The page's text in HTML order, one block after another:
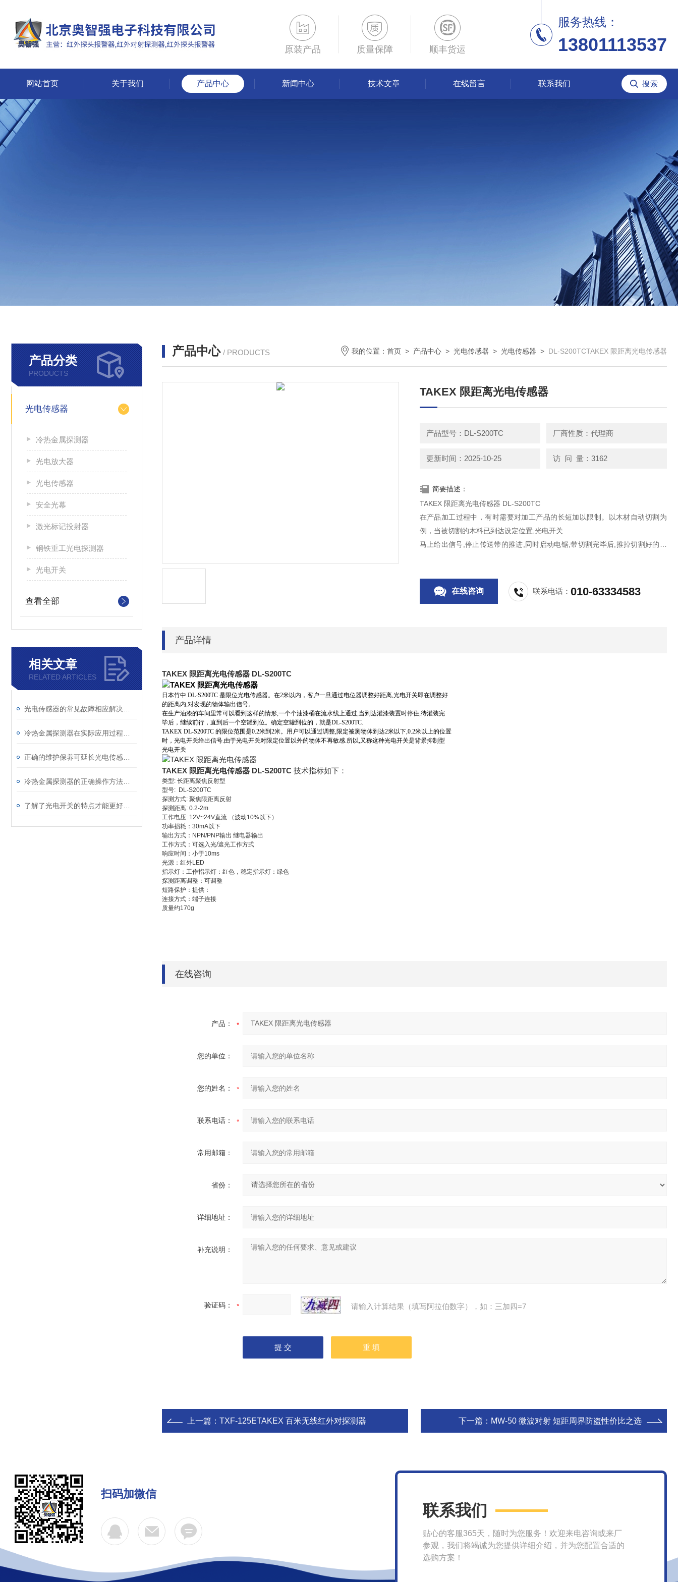
原装产品 质量保障 顺丰货运
服务热线：
13801113537
网站首页 关于我们 产品中心 新闻中心 技术文章 在线留言 联系我们
产品分类
PRODUCTS
光电传感器
冷热金属探测器
光电放大器
光电传感器
安全光幕
激光标记投射器
钢铁重工光电探测器
光电开关
查看全部
相关文章
RELATED ARTICLES
产品中心 / PRODUCTS 我的位置： 首页 > 产品中心 > 光电传感器 > 光电传感器 > DL-S200TCTAKEX 限距离光电传感器
TAKEX 限距离光电传感器
产品型号：DL-S200TC 厂商性质：代理商
更新时间：2025-10-25 访 问 量：3162
简要描述：
TAKEX 限距离光电传感器 DL-S200TC
在产品加工过程中，有时需要对加工产品的长短加以限制。以木材自动切割为
例，当被切割的木料已到达设定位置,光电开关
马上给出信号,停止传送带的推进,同时启动电锯,带切割完毕后,推掉切割好的木
在线咨询 联系电话：010-63334583
产品详情
TAKEX 限距离光电传感器 DL-S200TC
日本竹中 DL-S200TC 是限位光电传感器。在2米以内，客户一旦通过电位器调整好距离,光电开关即在调整好
的距离内,对发现的物体输出信号。
在生产油漆的车间里常可以看到这样的情形,一个个油漆桶在流水线上通过,当到达灌漆装置时停住,待灌装完
毕后，继续前行，直到后一个空罐到位。确定空罐到位的，就是DL-S200TC.
TAKEX DL-S200TC 的限位范围是0.2米到2米。用户可以通过调整,限定被测物体到达2米以下,0.2米以上的位置
时，光电开关给出信号.由于光电开关对限定位置以外的物体不再敏感.所以,又称这种光电开关是背景抑制型
光电开关
TAKEX 限距离光电传感器 DL-S200TC 技术指标如下：
类型: 长距离聚焦反射型
型号: DL-S200TC
探测方式: 聚焦限距离反射
探测距离: 0.2-2m
工作电压: 12V~24V直流 （波动10%以下）
功率损耗：30mA以下
输出方式：NPN/PNP输出 继电器输出
工作方式：可选入光/遮光工作方式
响应时间：小于10ms
光源：红外LED
指示灯：工作指示灯：红色，稳定指示灯：绿色
探测距离调整：可调整
短路保护：提供：
连接方式：端子连接
质量约170g
在线咨询
产品：
您的单位：
您的姓名：
联系电话：
常用邮箱：
省份：
详细地址：
补充说明：
验证码： 请输入计算结果（填写阿拉伯数字），如：三加四=7
上一篇： TXF-125ETAKEX 百米无线红外对探测器 下一篇： MW-50 微波对射 短距周界防盗性价比之选
扫码加微信
联系我们
贴心的客服365天，随时为您服务！欢迎来电咨询或来厂
参观，我们将竭诚为您提供详细介绍，并为您配置合适的
选购方案！